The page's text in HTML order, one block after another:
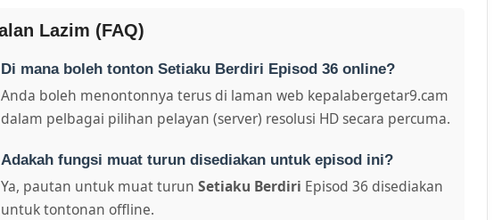
Lazim (FAQ)
Di mana boleh tonton Setiaku Berdiri Episod 36 online?
Anda boleh menontonnya terus di laman web kepalabergetar9.cam
dalam pelbagai pilihan pelayan (server) resolusi HD secara percuma.
Adakah fungsi muat turun disediakan untuk episod ini?
Ya, pautan untuk muat turun Setiaku Berdiri Episod 36 disediakan
untuk tontonan offline.